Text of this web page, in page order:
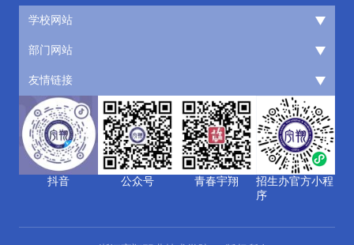
学校网站
部门网站
友情链接
抖音 公众号 青春宇翔
招生办官方小程
序